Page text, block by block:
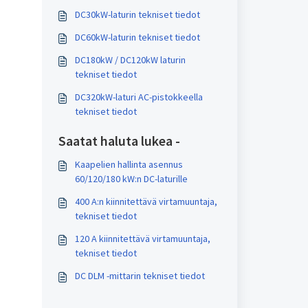
DC30kW-laturin tekniset tiedot
DC60kW-laturin tekniset tiedot
DC180kW / DC120kW laturin
tekniset tiedot
DC320kW-laturi AC-pistokkeella
tekniset tiedot
Saatat haluta lukea -
Kaapelien hallinta asennus
60/120/180 kW:n DC-laturille
400 A:n kiinnitettävä virtamuuntaja,
tekniset tiedot
120 A kiinnitettävä virtamuuntaja,
tekniset tiedot
DC DLM -mittarin tekniset tiedot